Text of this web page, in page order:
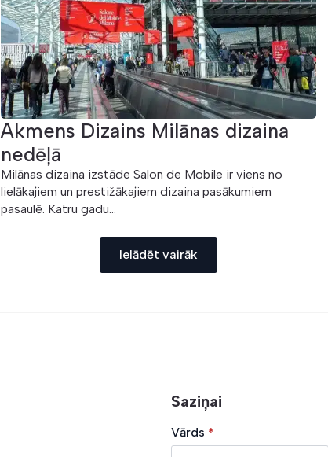
Akmens Dizains Milānas dizaina
nedēļā
Milānas dizaina izstāde Salon de Mobile ir viens no
lielākajiem un prestižākajiem dizaina pasākumiem
pasaulē. Katru gadu...
Ielādēt vairāk
Saziņai
Vārds *